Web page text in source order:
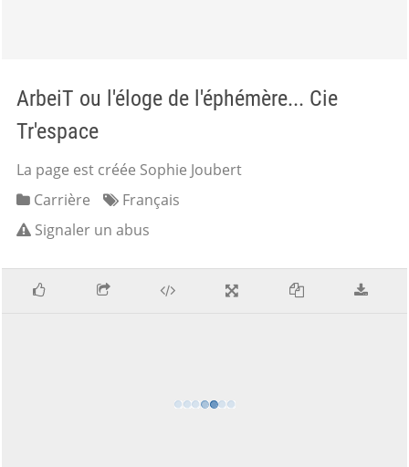
ArbeiT ou l'éloge de l'éphémère... Cie
Tr'espace
La page est créée Sophie Joubert
Carrière
Français
Signaler un abus